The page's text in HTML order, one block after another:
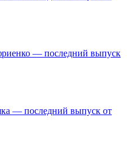
— последний выпуск
— последний выпуск от